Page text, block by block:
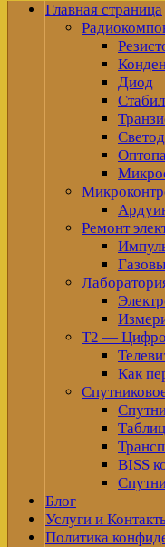
Главная страница
Диод
Ремонт
Т2 —
Как
BISS
Блог
Услуги и
Политика